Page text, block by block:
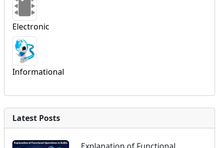
Electronic
Informational
Latest Posts